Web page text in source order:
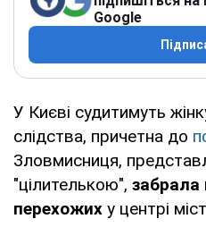
Google
У Києві судитимуть
слідства, причетна до
Зловмисниця,
"цілителькою", забрала
перехожих у центрі